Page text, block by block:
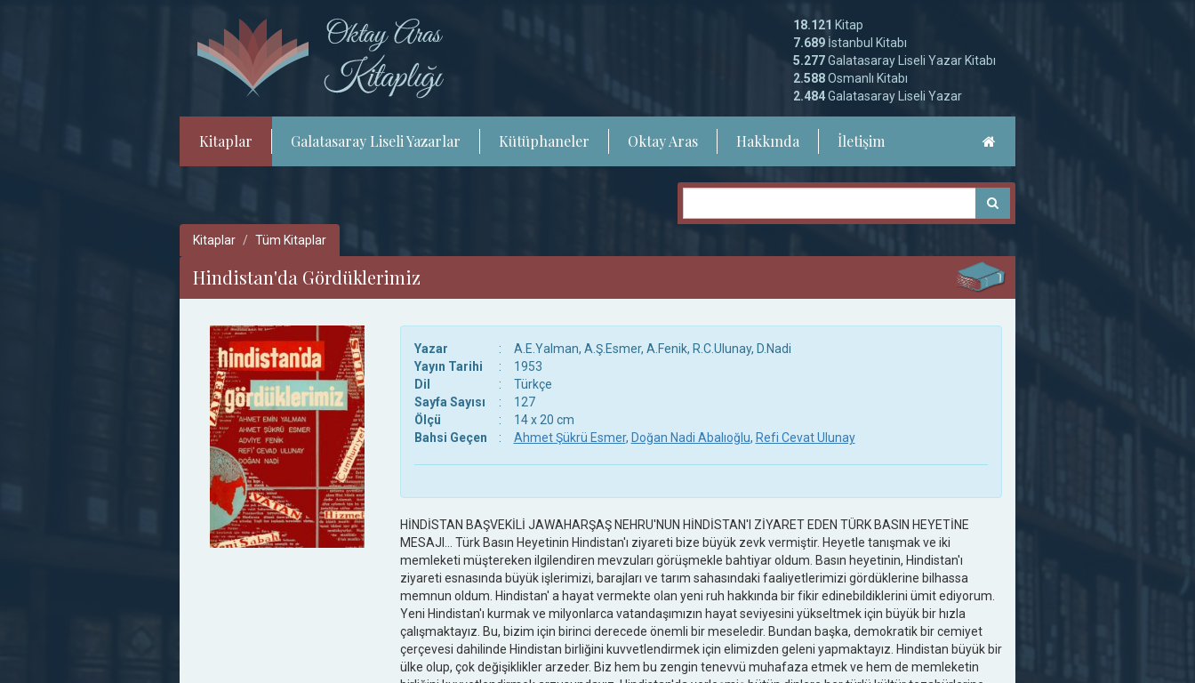
18.121 Kitap
7.689 İstanbul Kitabı
5.277Galatasaray Liseli Yazar Kitabı
2.588Osmanlı Kitabı
2.484Galatasaray Liseli Yazar
Kitaplar Galatasaray Liseli Yazarlar Kütüphaneler Oktay Aras Hakkında İletişim
Kitaplar Tüm Kitaplar
Hindistan'da Gördüklerimiz
Yazar :
A.E.Yalman, A.Ş.Esmer, A.Fenik, R.C.Ulunay, D.Nadi
Yayın Tarihi
:
1953
Dil
:
Türkçe
Sayfa Sayısı
:
127
Ölçü
:
14 x 20 cm
Bahsi Geçen
: Ahmet Şükrü Esmer, Doğan Nadi Abalıoğlu, Refi Cevat Ulunay
HİNDİSTAN BAŞVEKİLİ JAWAHARŞAŞ NEHRU'NUN HİNDİSTAN'I ZİYARET EDEN TÜRK BASIN HEYETİNE
MESAJI... Türk Basın Heyetinin Hindistan'ı ziyareti bize büyük zevk vermiştir. Heyetle tanışmak ve iki
memleketi müştereken ilgilendiren mevzuları görüşmekle bahtiyar oldum. Basın heyetinin, Hindistan'ı
ziyareti esnasında büyük işlerimizi, barajları ve tarım sahasındaki faaliyetlerimizi gördüklerine bilhassa
memnun oldum. Hindistan' a hayat vermekte olan yeni ruh hakkında bir fikir edinebildiklerini ümit ediyorum.
Yeni Hindistan'ı kurmak ve milyonlarca vatandaşımızın hayat seviyesini yükseltmek için büyük bir hızla
çalışmaktayız. Bu, bizim için birinci derecede önemli bir meseledir. Bundan başka, demokratik bir cemiyet
çerçevesi dahilinde Hindistan birliğini kuvvetlendirmek için elimizden geleni yapmaktayız. Hindistan büyük bir
ülke olup, çok değişiklikler arzeder. Biz hem bu zengin tenevvü muhafaza etmek ve hem de memleketin